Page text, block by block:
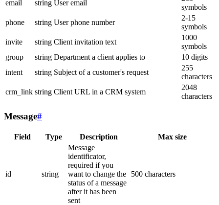
email
string User email
symbols
phone
string User phone number
2-15
symbols
invite
string Client invitation text
1000
symbols
group
string Department a client applies to
10 digits
intent
string Subject of a customer's request
255
characters
crm_link string Client URL in a CRM system
2048
characters
Message#
Field Type Description Max size
id string
Message
identificator,
required if you
want to change the
status of a message
after it has been
sent
500 characters